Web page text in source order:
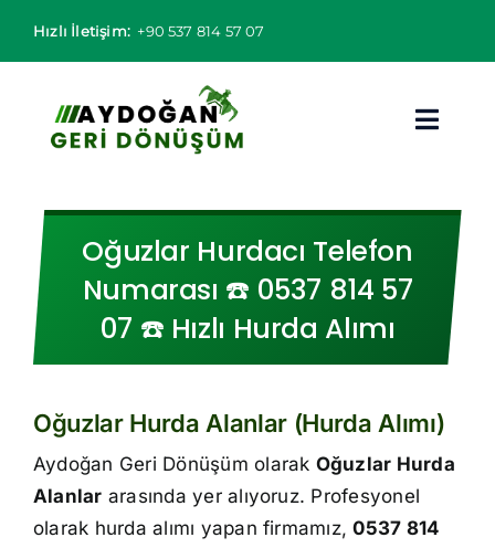
Hızlı İletişim: +90 537 814 57 07
Hurda Fiyatları
Hizmet Bölgeleri
Hakkımızda
İletişim
Oğuzlar Hurdacı Telefon
Numarası ☎️ 0537 814 57
07 ☎️ Hızlı Hurda Alımı
Oğuzlar Hurda Alanlar (Hurda Alımı)
Aydoğan Geri Dönüşüm olarak Oğuzlar Hurda
Alanlar arasında yer alıyoruz. Profesyonel
olarak hurda alımı yapan firmamız,0537 814